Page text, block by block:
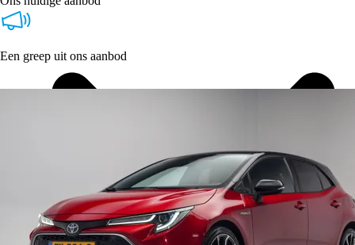
Een greep uit ons aanbod